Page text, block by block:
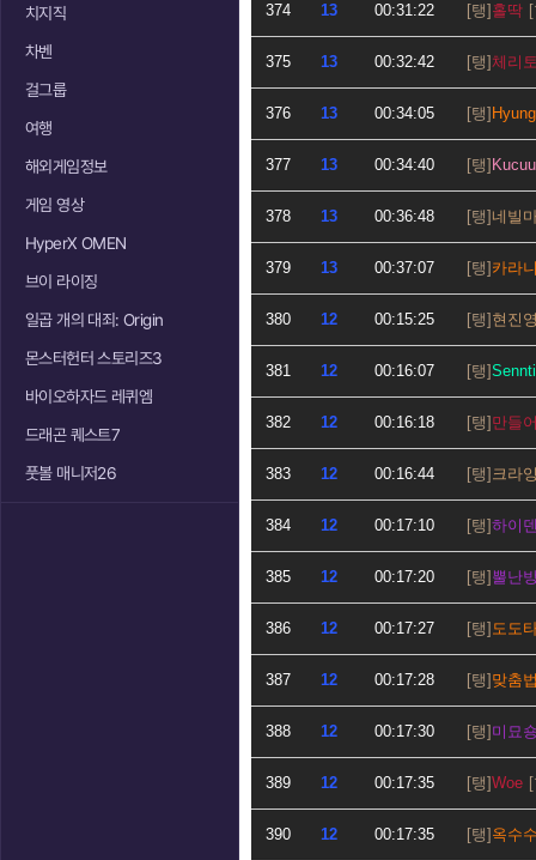
치지직
차벤
걸그룹
여행
해외게임정보
게임 영상
HyperX OMEN
브이 라이징
일곱 개의 대죄: Origin
몬스터헌터 스토리즈3
바이오하자드 레퀴엠
드래곤 퀘스트7
풋볼 매니저26
374 13 00:31:22 홀딱
375 13 00:32:42 체리
376 13 00:34:05
377 13 00:34:40 Kucuu
378 13 00:36:48 네빌
379 13 00:37:07 카라
380 12 00:15:25 현진
381 12 00:16:07
382 12 00:16:18 만들
383 12 00:16:44 크라
384 12 00:17:10 하이
385 12 00:17:20 뿔난
386 12 00:17:27 도도
387 12 00:17:28 맞춤
388 12 00:17:30 미묘
389 12 00:17:35 Woe
390 12 00:17:35 옥수